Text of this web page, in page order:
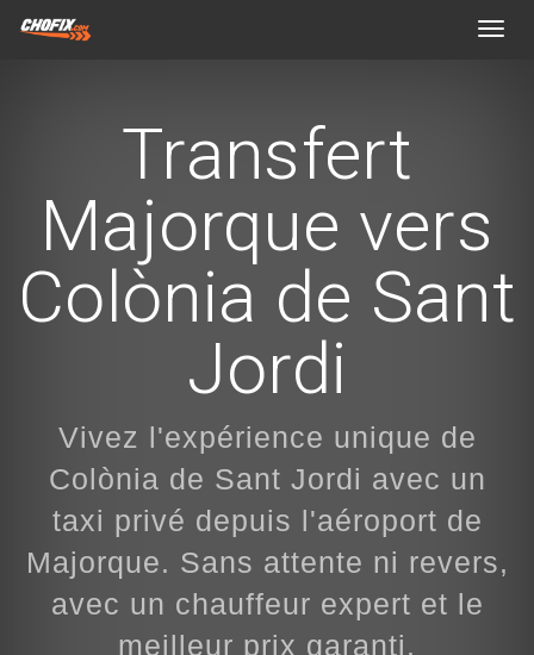
Transfert
Majorque vers
Colònia de Sant
Jordi
Vivez l'expérience unique de
Colònia de Sant Jordi avec un
taxi privé depuis l'aéroport de
Majorque. Sans attente ni revers,
avec un chauffeur expert et le
meilleur prix garanti.